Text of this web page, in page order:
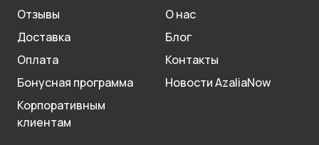
Отзывы
Доставка
Оплата
Бонусная программа
Корпоративным
клиентам
О нас
Блог
Контакты
Новости AzaliaNow